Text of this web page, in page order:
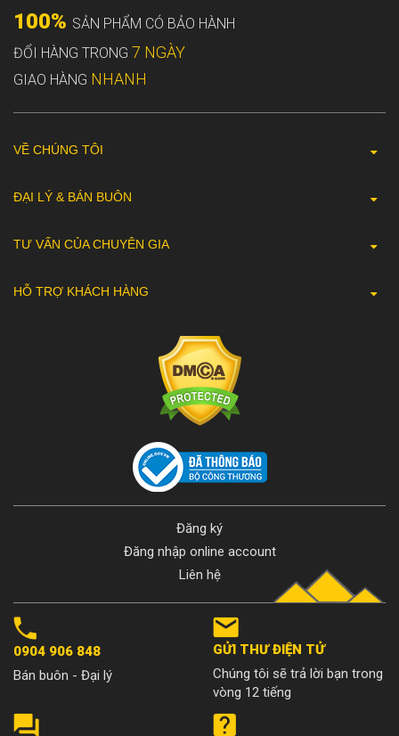
100% SẢN PHẨM CÓ BẢO HÀNH
ĐỔI HÀNG TRONG 7 NGÀY
GIAO HÀNG NHANH
VỀ CHÚNG TÔI
ĐẠI LÝ & BÁN BUÔN
TƯ VẤN CỦA CHUYÊN GIA
HỖ TRỢ KHÁCH HÀNG
Đăng ký
Đăng nhập online account
Liên hệ
0904 906 848
Bán buôn - Đại lý
GỬI THƯ ĐIỆN TỬ
Chúng tôi sẽ trả lời bạn trong
vòng 12 tiếng